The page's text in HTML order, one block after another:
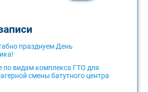
празднуем День
по видам комплекса ГТО для
смены батутного центра